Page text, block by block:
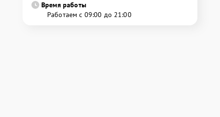
Время работы
Работаем с 09:00 до 21:00